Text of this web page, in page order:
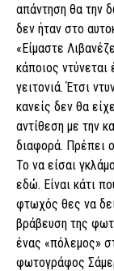
απάντηση θα την
δεν ήταν στο
«Είμαστε
κάποιος ντύνεται
γειτονιά. Έτσι
κανείς δεν θα
αντίθεση με την
διαφορά. Πρέπει
Το να είσαι
εδώ. Είναι κάτι
φτωχός θες να
βράβευση της
ένας «πόλεμος»
φωτογράφος